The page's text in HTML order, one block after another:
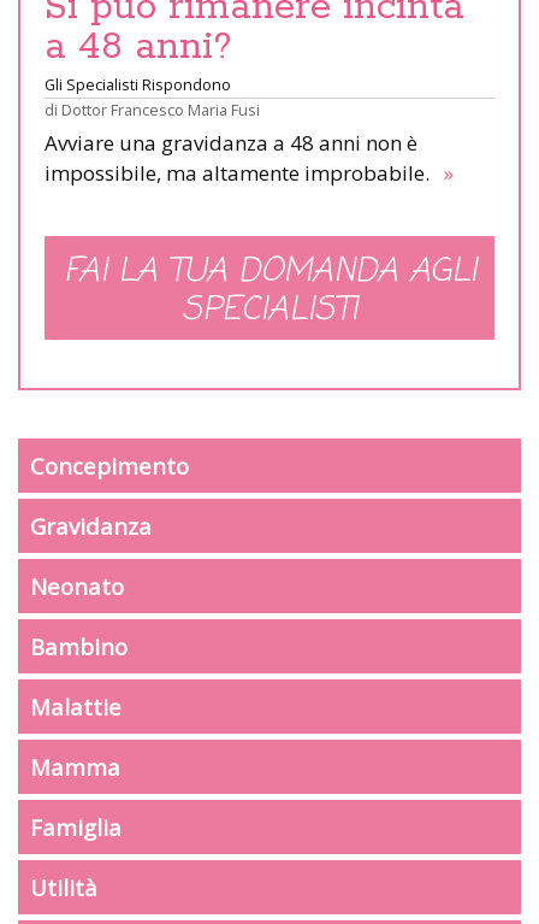
a 48 anni?
Gli Specialisti Rispondono
di Dottor Francesco Maria Fusi
Avviare una gravidanza a 48 anni non è
impossibile, ma altamente improbabile. »
FAI LA TUA DOMANDA AGLI
SPECIALISTI
Concepimento
Gravidanza
Neonato
Bambino
Malattie
Mamma
Famiglia
Utilità